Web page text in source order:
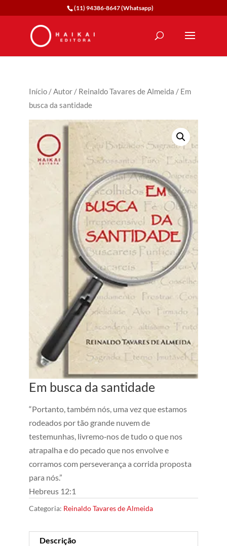
(11) 94386-8647 (Whatsapp)
Início/Autor/ Reinaldo Tavares de Almeida / Em
busca da santidade
Em busca da santidade
“Portanto, também nós, uma vez que estamos
rodeados por tão grande nuvem de
testemunhas, livremo‑nos de tudo o que nos
atrapalha e do pecado que nos envolve e
corramos com perseverança a corrida proposta
para nós.”
Hebreus 12:1
Categoria: Reinaldo Tavares de Almeida
Descrição